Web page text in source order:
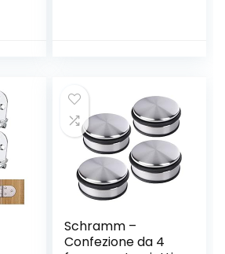
Muro, Porte,
Cassetti, Armadi
Schramm –
Confezione da 4